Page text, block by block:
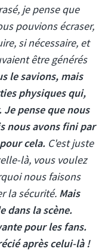
je pense que
pouvions écraser,
si nécessaire, et
être générés
le savions, mais
physiques qui,
pense que nous
nous avons fini par
cela. C'est juste
là, vous voulez
nous faisons
la sécurité. Mais
dans la scène.
pour les fans.
après celui-là !